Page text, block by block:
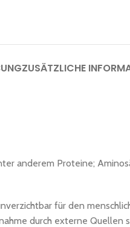
ZUSÄTZLICHE
anderem Proteine;
für den
durch externe